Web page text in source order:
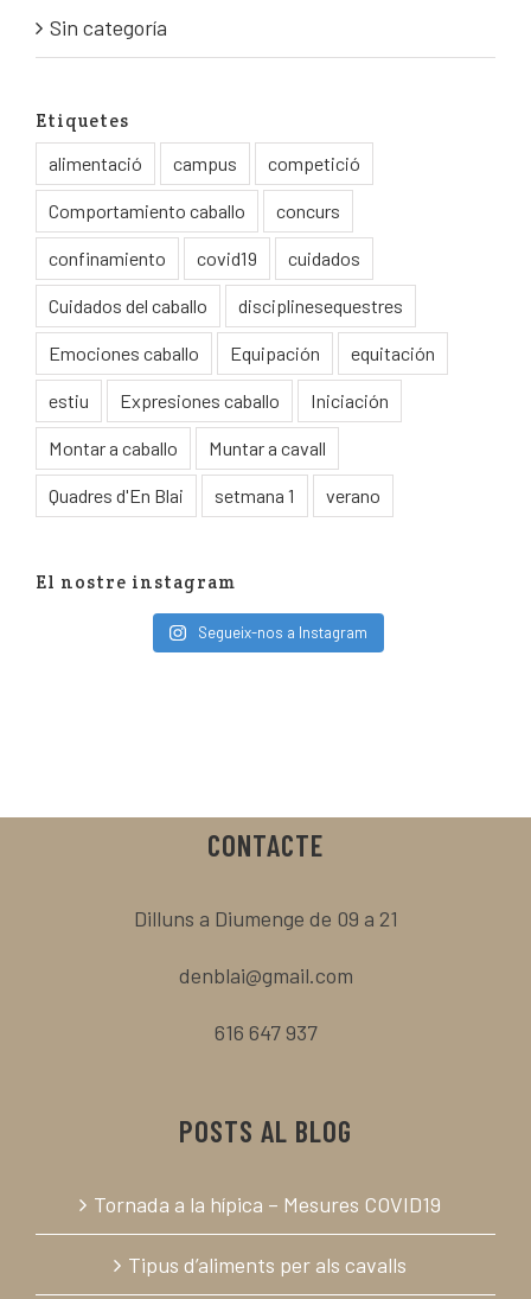
Sin categoría
Etiquetes
alimentació
campus competició
Comportamiento caballo concurs
confinamiento covid19 cuidados
Cuidados del caballo disciplinesequestres
Emociones caballo Equipación equitación
estiu Expresiones caballo Iniciación
Montar a caballo Muntar a cavall
Quadres d'En Blai setmana 1 verano
El nostre instagram
Segueix-nos a Instagram
CONTACTE
Dilluns a Diumenge de 09 a 21
denblai@gmail.com
616 647 937
POSTS AL BLOG
Tornada a la hípica – Mesures COVID19
Tipus d’aliments per als cavalls